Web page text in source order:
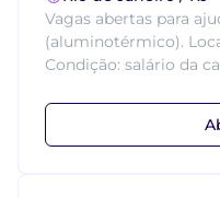
Vagas abertas para
(aluminotérmico).
Condição: salário da